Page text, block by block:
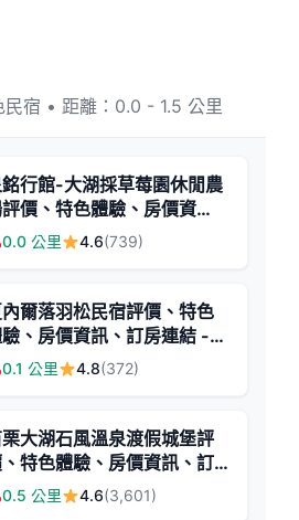
宿 • 距離：0.0 - 1.5 公里
行館-大湖採草莓園休閒農
價、特色體驗、房價資
、訂房連結 - 親子採草莓與
0.0 公里 4.6(739)
爾落羽松民宿評價、特色
、房價資訊、訂房連結 -
馨親切的草莓園旁住宿
0.1 公里 4.8(372)
大湖石風溫泉渡假城堡評
特色體驗、房價資訊、訂
連結 - 日式溫泉渡假與草莓
0.5 公里 4.6(3,601)